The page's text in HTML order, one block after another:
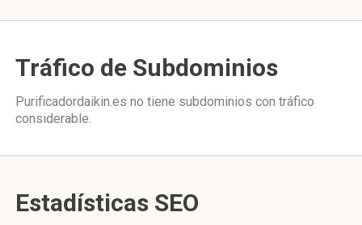
Tráfico de Subdominios
Purificadordaikin.es no tiene subdominios con tráfico
considerable.
Estadísticas SEO